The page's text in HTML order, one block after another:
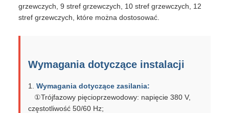
grzewczych, 9 stref grzewczych, 10 stref grzewczych, 12
stref grzewczych, które można dostosować.
Wymagania dotyczące instalacji
1. Wymagania dotyczące zasilania:
①Trójfazowy pięcioprzewodowy: napięcie 380 V,
częstotliwość 50/60 Hz;